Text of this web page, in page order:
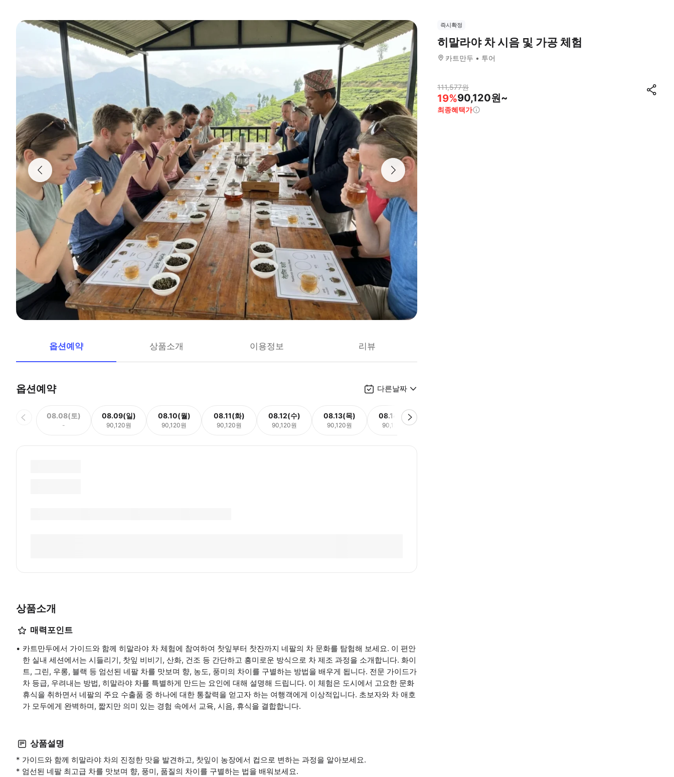
옵션예약 상품소개 이용정보 리뷰
옵션예약 다른날짜
08.08(토)
-
08.09(일)
90,120원
08.10(월)
90,120원
08.11(화)
90,120원
08.12(수)
90,120원
08.13(목)
90,120원
08.14(금)
90,120원
상품소개
매력포인트
카트만두에서 가이드와 함께 히말라야 차 체험에 참여하여 찻잎부터 찻잔까지 네팔의 차 문화를 탐험해 보세요. 이 편안
한 실내 세션에서는 시들리기, 찻잎 비비기, 산화, 건조 등 간단하고 흥미로운 방식으로 차 제조 과정을 소개합니다. 화이
트, 그린, 우롱, 블랙 등 엄선된 네팔 차를 맛보며 향, 농도, 풍미의 차이를 구별하는 방법을 배우게 됩니다. 전문 가이드가
차 등급, 우려내는 방법, 히말라야 차를 특별하게 만드는 요인에 대해 설명해 드립니다. 이 체험은 도시에서 고요한 문화
휴식을 취하면서 네팔의 주요 수출품 중 하나에 대한 통찰력을 얻고자 하는 여행객에게 이상적입니다. 초보자와 차 애호
가 모두에게 완벽하며, 짧지만 의미 있는 경험 속에서 교육, 시음, 휴식을 결합합니다.
상품설명
* 가이드와 함께 히말라야 차의 진정한 맛을 발견하고, 찻잎이 농장에서 컵으로 변하는 과정을 알아보세요.
* 엄선된 네팔 최고급 차를 맛보며 향, 풍미, 품질의 차이를 구별하는 법을 배워보세요.
즉시확정
히말라야 차 시음 및 가공 체험
카트만두 투어
111,577원
19%90,120원~
최종혜택가